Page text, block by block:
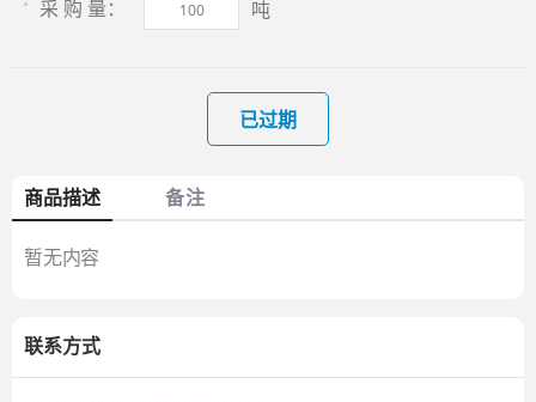
采 购 量： 吨
已过期
商品描述 备注
暂无内容
联系方式